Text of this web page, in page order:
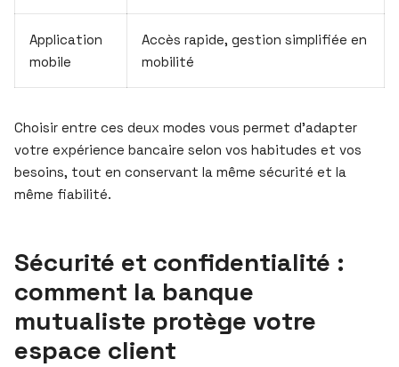
Application
mobile
Accès rapide, gestion simplifiée en
mobilité
Choisir entre ces deux modes vous permet d’adapter
votre expérience bancaire selon vos habitudes et vos
besoins, tout en conservant la même sécurité et la
même fiabilité.
Sécurité et confidentialité :
comment la banque
mutualiste protège votre
espace client